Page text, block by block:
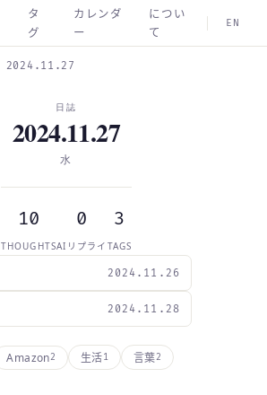
タ
グ
カレンダ
ー
につい
て
EN
2024.11.27
2024.11.26
日誌
2024.11.27
水
10
THOUGHTS
0
AIリプライ
3
TAGS
2024.11.28
Amazon2 生活1 言葉2